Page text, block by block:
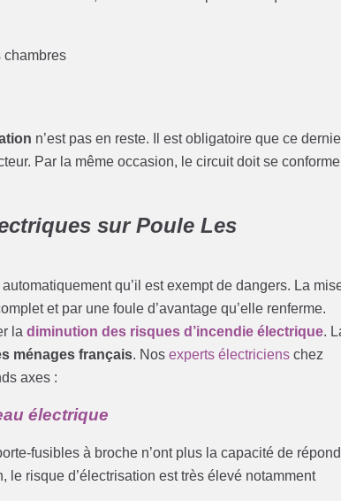
chambres
n’est pas en reste. Il est obligatoire que ce
Par la même occasion, le circuit doit se
sur Poule Les
qu’il est exempt de dangers. La
et par une foule d’avantage qu’elle renferme.
ladiminution des risques d’incendie électrique.
ménages français. Nosexperts électriciens chez
axes :
électrique
fusibles à broche n’ont plus la capacité de
risque d’électrisation est très élevé notamment